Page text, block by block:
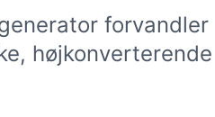
forvandler
højkonverterende